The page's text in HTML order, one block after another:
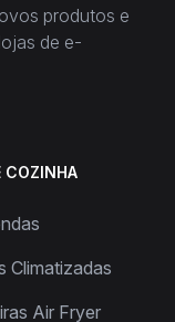
produtos e
de e-
COZINHA
Climatizadas
Air Fryer